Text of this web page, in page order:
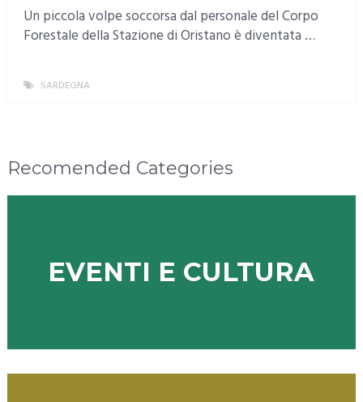
Un piccola volpe soccorsa dal personale del Corpo
Forestale della Stazione di Oristano è diventata …
SARDEGNA
Recomended Categories
EVENTI E CULTURA